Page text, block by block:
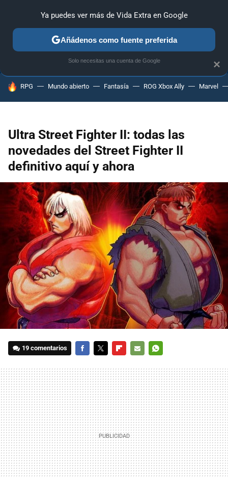
ANÁLISIS GUÍAS Y TRUCOS PC SONY NINTENDO
HOY SE HABLA DE
RPG Mundo abierto Fantasía ROG Xbox Ally Marvel
Ultra Street Fighter II: todas las
novedades del Street Fighter II
definitivo aquí y ahora
19 comentarios
MAIL
×
Ya puedes ver más de Vida Extra en Google
Añádenos como fuente preferida
Solo necesitas una cuenta de Google